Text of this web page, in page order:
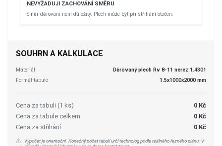
NEVYŽADUJI ZACHOVÁNÍ SMĚRU
Směr děrování není důležitý. Plech může být při stříhání otočen.
SOUHRN A KALKULACE
Materiál
Děrovaný plech Rv 8-11 nerez 1.4301
Formát tabule
1.5x1000x2000 mm
Cena za tabuli (1 ks)
0 Kč
Cena za tabule celkem
0 Kč
Cena za střihání
0 Kč
Výpočet je orientační. Konečný počet tabulí určí technolog podle reálného řezného plánu. V